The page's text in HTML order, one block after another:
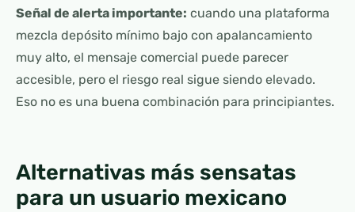
Señal de alerta importante: cuando una plataforma
mezcla depósito mínimo bajo con apalancamiento
muy alto, el mensaje comercial puede parecer
accesible, pero el riesgo real sigue siendo elevado.
Eso no es una buena combinación para principiantes.
Alternativas más sensatas
para un usuario mexicano